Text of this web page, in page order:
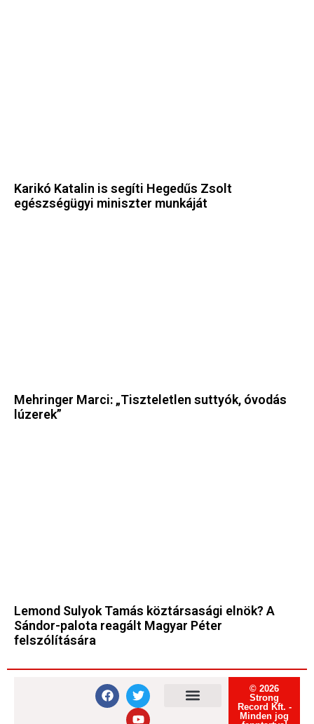
Karikó Katalin is segíti Hegedűs Zsolt
egészségügyi miniszter munkáját
Mehringer Marci: „Tiszteletlen suttyók, óvodás
lúzerek”
Lemond Sulyok Tamás köztársasági elnök? A
Sándor-palota reagált Magyar Péter
felszólítására
© 2026
Strong
Record Kft. -
Minden jog